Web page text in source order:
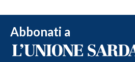
Abbonati a